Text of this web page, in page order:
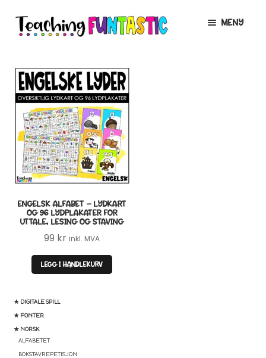
Hopp
til
Hopp
til
MENY
MIN KONTO
GRATIS
BUTIKK
LISENSER
TIPSHJØRNET
★ DIGITALE SPILL
★ FONTER
★ NORSK
ALFABETET
BOKSTAVREPETISJON
ENGELSK ALFABET – LYDKART
OG 96 LYDPLAKATER FOR
UTTALE, LESING OG STAVING
99 kr inkl. MVA
LEGG I HANDLEKURV